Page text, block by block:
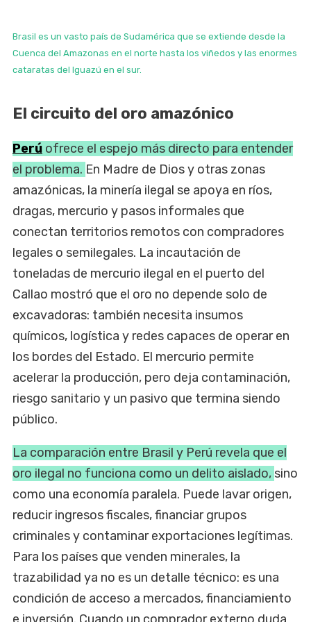
Brasil es un vasto país de Sudamérica que se extiende desde la
Cuenca del Amazonas en el norte hasta los viñedos y las enormes
cataratas del Iguazú en el sur.
El circuito del oro amazónico
Perú ofrece el espejo más directo para entender
el problema. En Madre de Dios y otras zonas
amazónicas, la minería ilegal se apoya en ríos,
dragas, mercurio y pasos informales que
conectan territorios remotos con compradores
legales o semilegales. La incautación de
toneladas de mercurio ilegal en el puerto del
Callao mostró que el oro no depende solo de
excavadoras: también necesita insumos
químicos, logística y redes capaces de operar en
los bordes del Estado. El mercurio permite
acelerar la producción, pero deja contaminación,
riesgo sanitario y un pasivo que termina siendo
público.
La comparación entre Brasil y Perú revela que el
oro ilegal no funciona como un delito aislado, sino
como una economía paralela. Puede lavar origen,
reducir ingresos fiscales, financiar grupos
criminales y contaminar exportaciones legítimas.
Para los países que venden minerales, la
trazabilidad ya no es un detalle técnico: es una
condición de acceso a mercados, financiamiento